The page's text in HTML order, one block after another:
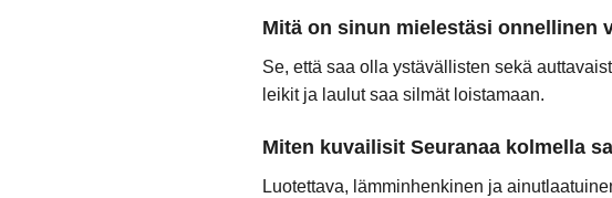
Mitä on sinun mielestäsi onnellinen
Se, että saa olla ystävällisten sekä
leikit ja laulut saa silmät loistamaan.
Miten kuvailisit Seuranaa kolmella
Luotettava, lämminhenkinen ja